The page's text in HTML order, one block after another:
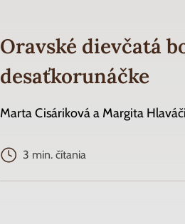
Oravské dievčatá
desaťkorunáčke
Marta Cisáriková a Margita
3 min. čítania